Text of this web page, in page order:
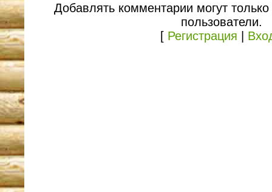
Добавлять комментарии могут
пользователи.
[ Регистрация